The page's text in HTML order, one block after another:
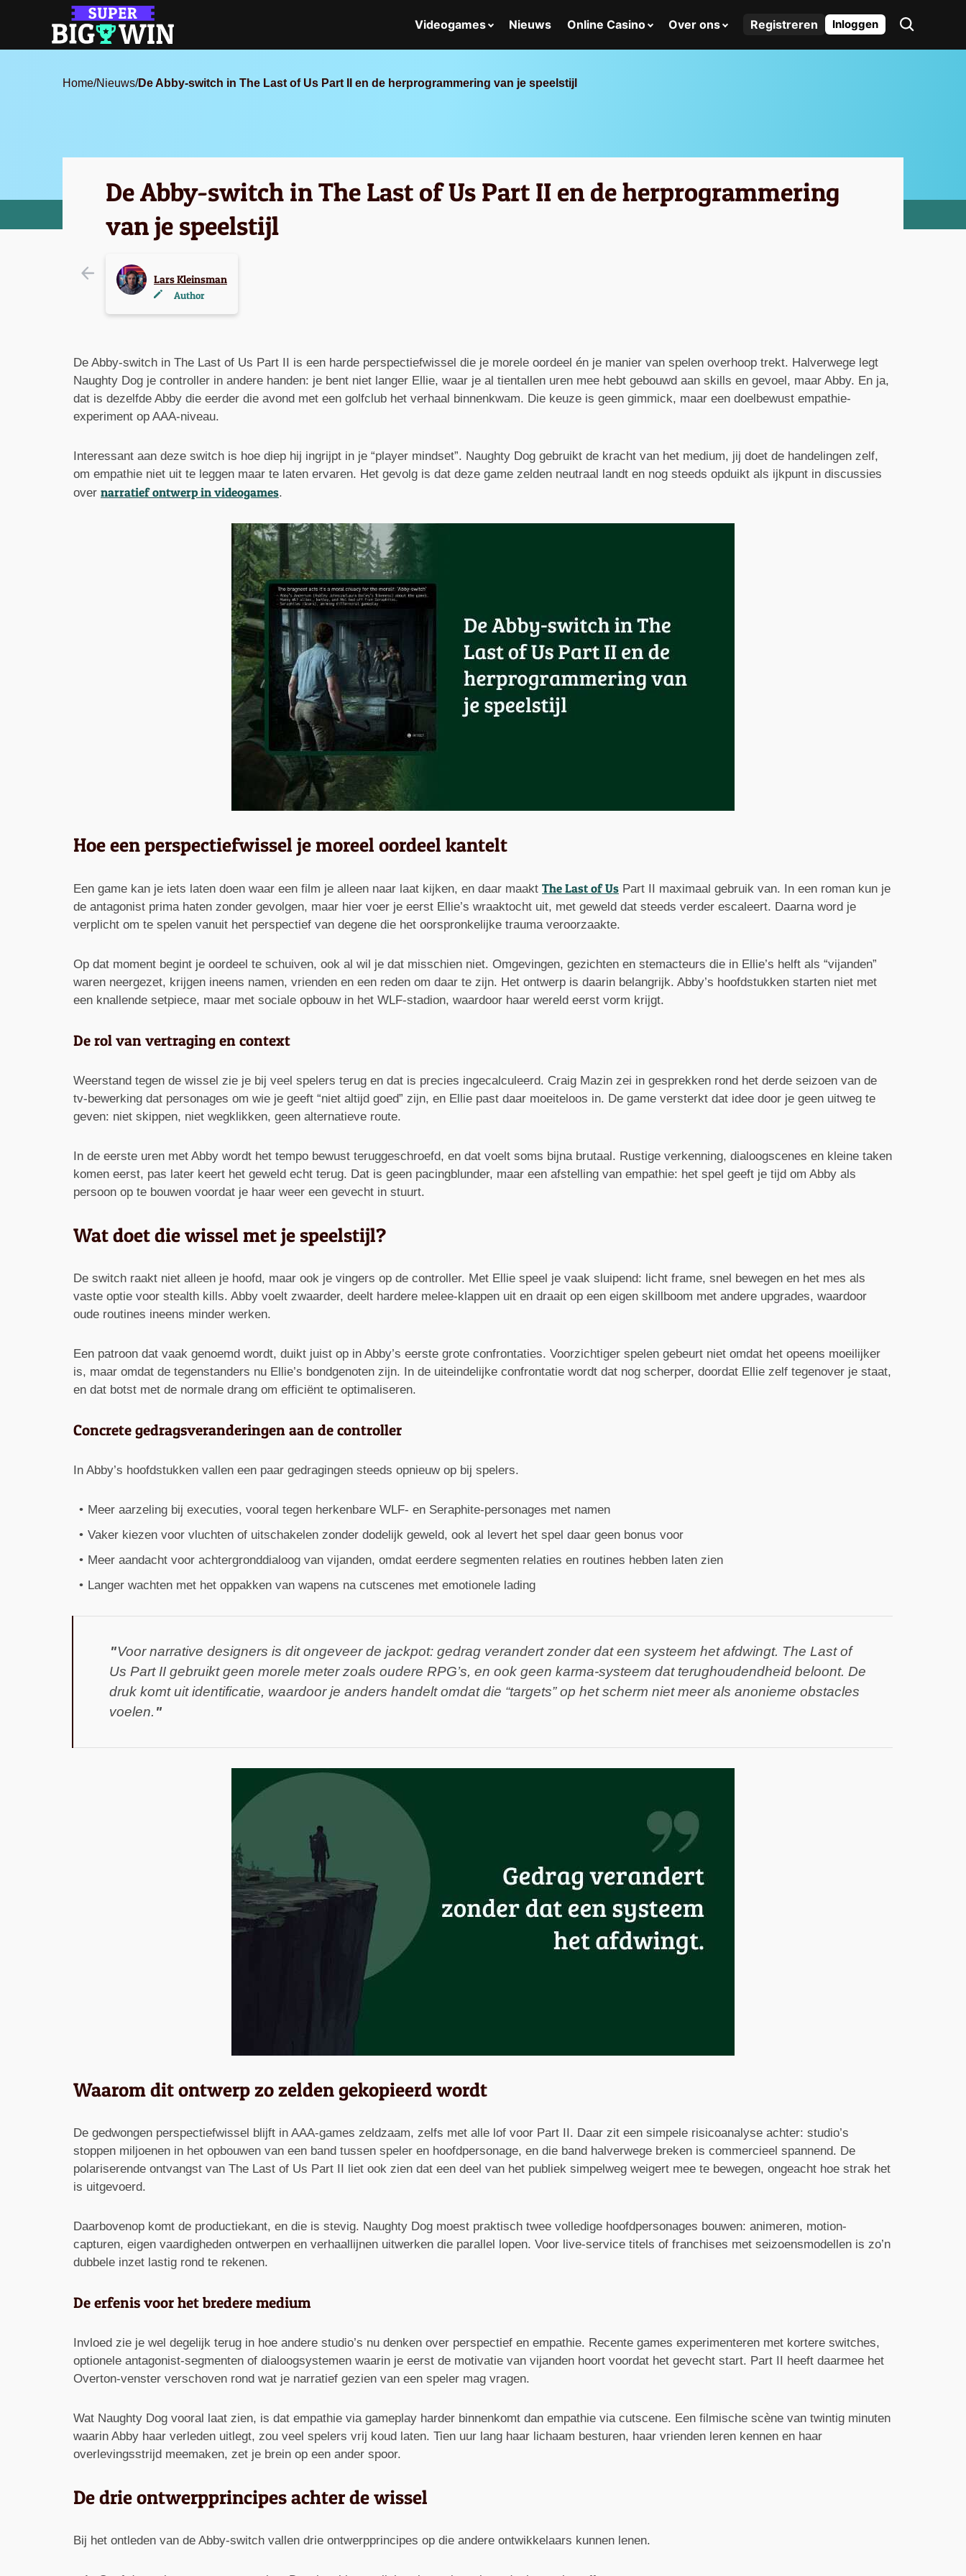
Videogames Nieuws Online Casino Over ons Registreren Inloggen
Home/Nieuws/De Abby-switch in The Last of Us Part II en de herprogrammering van je speelstijl
De Abby-switch in The Last of Us Part II en de herprogrammering
van je speelstijl
Lars Kleinsman
Author
De Abby-switch in The Last of Us Part II is een harde perspectiefwissel die je morele oordeel én je manier van spelen overhoop trekt. Halverwege legt
Naughty Dog je controller in andere handen: je bent niet langer Ellie, waar je al tientallen uren mee hebt gebouwd aan skills en gevoel, maar Abby. En ja,
dat is dezelfde Abby die eerder die avond met een golfclub het verhaal binnenkwam. Die keuze is geen gimmick, maar een doelbewust empathie-
experiment op AAA-niveau.
Interessant aan deze switch is hoe diep hij ingrijpt in je “player mindset”. Naughty Dog gebruikt de kracht van het medium, jij doet de handelingen zelf,
om empathie niet uit te leggen maar te laten ervaren. Het gevolg is dat deze game zelden neutraal landt en nog steeds opduikt als ijkpunt in discussies
over narratief ontwerp in videogames.
Hoe een perspectiefwissel je moreel oordeel kantelt
Een game kan je iets laten doen waar een film je alleen naar laat kijken, en daar maakt The Last of Us Part II maximaal gebruik van. In een roman kun je
de antagonist prima haten zonder gevolgen, maar hier voer je eerst Ellie’s wraaktocht uit, met geweld dat steeds verder escaleert. Daarna word je
verplicht om te spelen vanuit het perspectief van degene die het oorspronkelijke trauma veroorzaakte.
Op dat moment begint je oordeel te schuiven, ook al wil je dat misschien niet. Omgevingen, gezichten en stemacteurs die in Ellie’s helft als “vijanden”
waren neergezet, krijgen ineens namen, vrienden en een reden om daar te zijn. Het ontwerp is daarin belangrijk. Abby’s hoofdstukken starten niet met
een knallende setpiece, maar met sociale opbouw in het WLF-stadion, waardoor haar wereld eerst vorm krijgt.
De rol van vertraging en context
Weerstand tegen de wissel zie je bij veel spelers terug en dat is precies ingecalculeerd. Craig Mazin zei in gesprekken rond het derde seizoen van de
tv-bewerking dat personages om wie je geeft “niet altijd goed” zijn, en Ellie past daar moeiteloos in. De game versterkt dat idee door je geen uitweg te
geven: niet skippen, niet wegklikken, geen alternatieve route.
In de eerste uren met Abby wordt het tempo bewust teruggeschroefd, en dat voelt soms bijna brutaal. Rustige verkenning, dialoogscenes en kleine taken
komen eerst, pas later keert het geweld echt terug. Dat is geen pacingblunder, maar een afstelling van empathie: het spel geeft je tijd om Abby als
persoon op te bouwen voordat je haar weer een gevecht in stuurt.
Wat doet die wissel met je speelstijl?
De switch raakt niet alleen je hoofd, maar ook je vingers op de controller. Met Ellie speel je vaak sluipend: licht frame, snel bewegen en het mes als
vaste optie voor stealth kills. Abby voelt zwaarder, deelt hardere melee-klappen uit en draait op een eigen skillboom met andere upgrades, waardoor
oude routines ineens minder werken.
Een patroon dat vaak genoemd wordt, duikt juist op in Abby’s eerste grote confrontaties. Voorzichtiger spelen gebeurt niet omdat het opeens moeilijker
is, maar omdat de tegenstanders nu Ellie’s bondgenoten zijn. In de uiteindelijke confrontatie wordt dat nog scherper, doordat Ellie zelf tegenover je staat,
en dat botst met de normale drang om efficiënt te optimaliseren.
Concrete gedragsveranderingen aan de controller
In Abby’s hoofdstukken vallen een paar gedragingen steeds opnieuw op bij spelers.
Meer aarzeling bij executies, vooral tegen herkenbare WLF- en Seraphite-personages met namen
Vaker kiezen voor vluchten of uitschakelen zonder dodelijk geweld, ook al levert het spel daar geen bonus voor
Meer aandacht voor achtergronddialoog van vijanden, omdat eerdere segmenten relaties en routines hebben laten zien
Langer wachten met het oppakken van wapens na cutscenes met emotionele lading
Voor narrative designers is dit ongeveer de jackpot: gedrag verandert zonder dat een systeem het afdwingt. The Last of
Us Part II gebruikt geen morele meter zoals oudere RPG’s, en ook geen karma-systeem dat terughoudendheid beloont. De
druk komt uit identificatie, waardoor je anders handelt omdat die “targets” op het scherm niet meer als anonieme obstacles
voelen.
Waarom dit ontwerp zo zelden gekopieerd wordt
De gedwongen perspectiefwissel blijft in AAA-games zeldzaam, zelfs met alle lof voor Part II. Daar zit een simpele risicoanalyse achter: studio’s
stoppen miljoenen in het opbouwen van een band tussen speler en hoofdpersonage, en die band halverwege breken is commercieel spannend. De
polariserende ontvangst van The Last of Us Part II liet ook zien dat een deel van het publiek simpelweg weigert mee te bewegen, ongeacht hoe strak het
is uitgevoerd.
Daarbovenop komt de productiekant, en die is stevig. Naughty Dog moest praktisch twee volledige hoofdpersonages bouwen: animeren, motion-
capturen, eigen vaardigheden ontwerpen en verhaallijnen uitwerken die parallel lopen. Voor live-service titels of franchises met seizoensmodellen is zo’n
dubbele inzet lastig rond te rekenen.
De erfenis voor het bredere medium
Invloed zie je wel degelijk terug in hoe andere studio’s nu denken over perspectief en empathie. Recente games experimenteren met kortere switches,
optionele antagonist-segmenten of dialoogsystemen waarin je eerst de motivatie van vijanden hoort voordat het gevecht start. Part II heeft daarmee het
Overton-venster verschoven rond wat je narratief gezien van een speler mag vragen.
Wat Naughty Dog vooral laat zien, is dat empathie via gameplay harder binnenkomt dan empathie via cutscene. Een filmische scène van twintig minuten
waarin Abby haar verleden uitlegt, zou veel spelers vrij koud laten. Tien uur lang haar lichaam besturen, haar vrienden leren kennen en haar
overlevingsstrijd meemaken, zet je brein op een ander spoor.
De drie ontwerpprincipes achter de wissel
Bij het ontleden van de Abby-switch vallen drie ontwerpprincipes op die andere ontwikkelaars kunnen lenen.